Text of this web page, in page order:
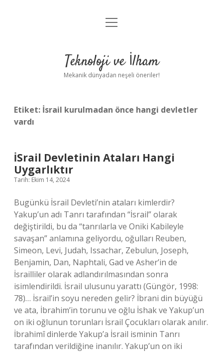
Anasayfa
Yasal Uyarı
menüyü
Teknoloji ve İlham
Mekanik dünyadan neşeli öneriler!
Etiket: İsrail kurulmadan önce hangi devletler
vardı
İSrail Devletinin Ataları Hangi
Uygarlıktır
Tarih: Ekim 14, 2024
Bugünkü İsrail Devleti’nin ataları kimlerdir?
Yakup’un adı Tanrı tarafından “İsrail” olarak
değiştirildi, bu da “tanrılarla ve Oniki Kabileyle
savaşan” anlamına geliyordu, oğulları Reuben,
Simeon, Levi, Judah, Issachar, Zebulun, Joseph,
Benjamin, Dan, Naphtali, Gad ve Asher’in de
İsrailliler olarak adlandırılmasından sonra
isimlendirildi. İsrail ulusunu yarattı (Güngör, 1998:
78)… İsrail’in soyu nereden gelir? İbrani din büyüğü
ve ata, İbrahim’in torunu ve oğlu İshak ve Yakup’un
on iki oğlunun torunları İsrail Çocukları olarak anılır.
İbrahimî dinlerde Yakup’a İsrail isminin Tanrı
tarafından verildiğine inanılır. Yakup’un on iki